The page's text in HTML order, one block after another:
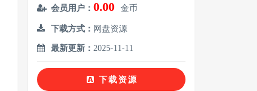
会员用户： 0.00 金币
下载方式： 网盘资源
最新更新： 2025-11-11
下载资源